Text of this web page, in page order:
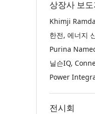
상장사 보
전시회